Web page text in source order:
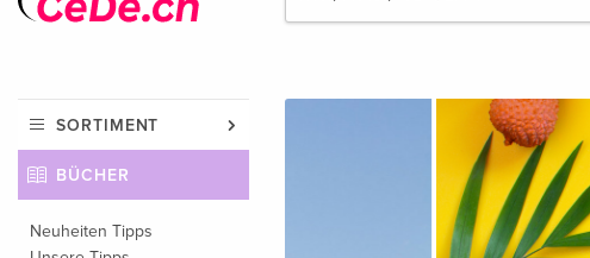
SORTIMENT
BÜCHER
Neuheiten Tipps